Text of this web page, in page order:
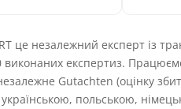
це незалежний експерт із
експертиз.
Gutachten (оцінку
польською,